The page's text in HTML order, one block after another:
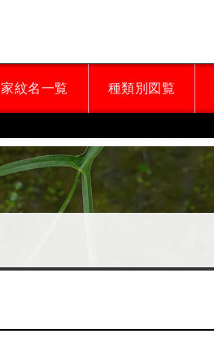
家紋名一覧 種類別図覧